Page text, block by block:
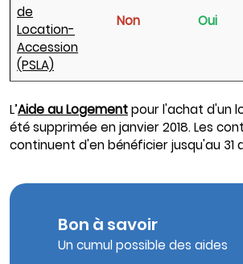
de
Location-
Accession
(PSLA)
Non Oui
L’Aide au Logementpour l'achat d'un
été supprimée en janvier 2018. Les
continuent d'en bénéficier jusqu'au 31
Bon à savoir
Un cumul possible des aides